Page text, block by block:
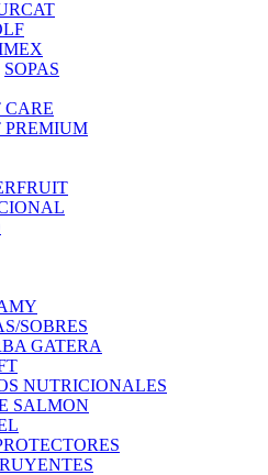
SOPAS
CARE
PREMIUM
SOBRES
GATERA
NUTRICIONALES
SALMON